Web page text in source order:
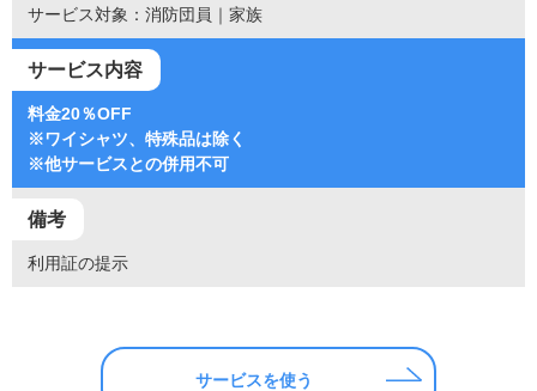
サービス対象：消防団員｜家族
サービス内容
料金20％OFF
※ワイシャツ、特殊品は除く
※他サービスとの併用不可
備考
利用証の提示
サービスを使う